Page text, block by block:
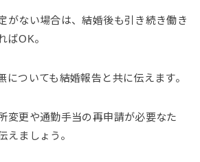
がない場合は、結婚後も引き続き働き
ばOK。
についても結婚報告と共に伝えます。
変更や通勤手当の再申請が必要なた
えましょう。